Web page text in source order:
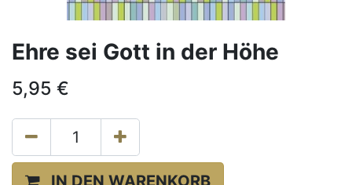
Ehre sei Gott in der Höhe
5,95 €
IN DEN WARENKORB